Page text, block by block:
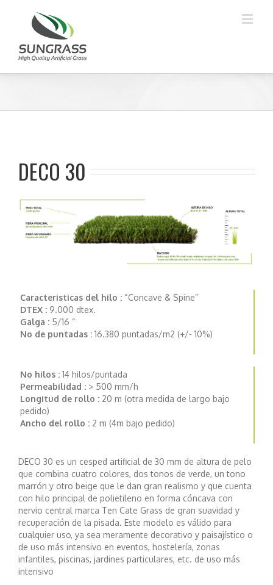
DECO 30
Caracteristicas del hilo : “Concave & Spine”
DTEX : 9.000 dtex.
Galga : 5/16 “
No de puntadas : 16.380 puntadas/m2 (+/- 10%)
No hilos : 14 hilos/puntada
Permeabilidad : > 500 mm/h
Longitud de rollo : 20 m (otra medida de largo bajo
pedido)
Ancho del rollo : 2 m (4m bajo pedido)
DECO 30 es un cesped artificial de 30 mm de altura de pelo
que combina cuatro colores, dos tonos de verde, un tono
marrón y otro beige que le dan gran realismo y que cuenta
con hilo principal de polietileno en forma cóncava con
nervio central marca Ten Cate Grass de gran suavidad y
recuperación de la pisada. Este modelo es válido para
cualquier uso, ya sea meramente decorativo y paisajístico o
de uso más intensivo en eventos, hostelería, zonas
infantiles, piscinas, jardines particulares, etc. de uso más
intensivo